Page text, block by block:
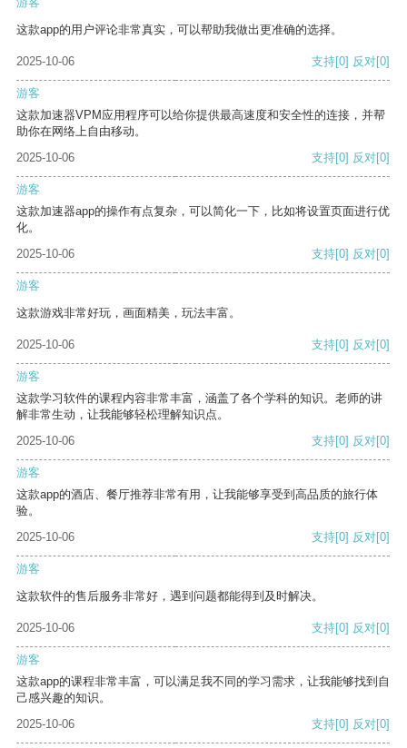
这款app的用户评论非常真实，可以帮助我做出更准确的选择。
2025-10-06 支持[0] 反对[0]
游客
这款加速器VPM应用程序可以给你提供最高速度和安全性的连接，并帮
助你在网络上自由移动。
2025-10-06
支持[0] 反对[0]
游客
这款加速器app的操作有点复杂，可以简化一下，比如将设置页面进行优
化。
2025-10-06
支持[0] 反对[0]
游客
这款游戏非常好玩，画面精美，玩法丰富。
2025-10-06 支持[0] 反对[0]
游客
这款学习软件的课程内容非常丰富，涵盖了各个学科的知识。老师的讲
解非常生动，让我能够轻松理解知识点。
2025-10-06
支持[0] 反对[0]
游客
这款app的酒店、餐厅推荐非常有用，让我能够享受到高品质的旅行体
验。
2025-10-06
支持[0] 反对[0]
游客
这款软件的售后服务非常好，遇到问题都能得到及时解决。
2025-10-06 支持[0] 反对[0]
游客
这款app的课程非常丰富，可以满足我不同的学习需求，让我能够找到自
己感兴趣的知识。
2025-10-06
支持[0] 反对[0]